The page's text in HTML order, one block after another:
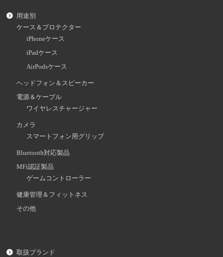
用途別
ケース＆プロテクター
iPhoneケース
iPadケース
AirPodsケース
ヘッドフォン＆スピーカー
電源＆ケーブル
ワイヤレスチャージャー
カメラ
スマートフォン用グリップ
Bluetooth対応製品
MFi認証製品
ゲームコントローラー
健康管理＆フィットネス
その他
取扱ブランド